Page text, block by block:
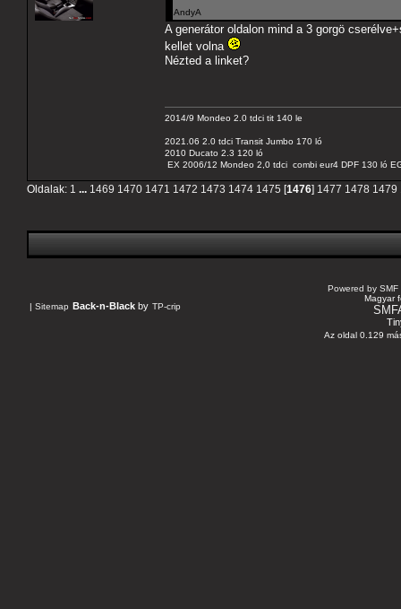
AndyA
A generátor oldalon mind a 3 gorgö
kellet volna
Nézted a linket?
2014/9 Mondeo 2.0 tdci tit 140 le
2021.06 2.0 tdci Transit Jumbo 170 ló
2010 Ducato 2.3 120 ló
EX 2006/12 Mondeo 2,0 tdci combi eur4 DPF 130 ló
Oldalak: 1 ... 1469 1470 1471 1472 1473 1474 1475 [1476] 1477 1478 1479
| Sitemap Back-n-Black by TP-crip
Powered by SMF
Magyar
Az oldal 0.129